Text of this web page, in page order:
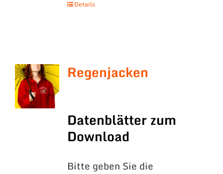
Details
Regenjacken
Datenblätter zum
Download
Bitte geben Sie die